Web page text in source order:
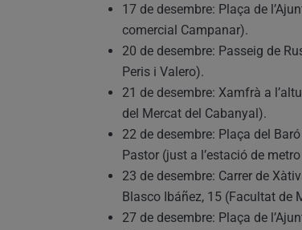
17 de desembre: Plaça de
comercial Campanar).
20 de desembre: Passeig de
Peris i Valero).
21 de desembre: Xamfrà a
del Mercat del Cabanyal).
22 de desembre: Plaça del
Pastor (just a l’estació de metro
23 de desembre: Carrer de
Blasco Ibáñez, 15 (Facultat de
27 de desembre: Plaça de